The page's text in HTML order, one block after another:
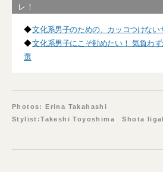
レ！
◆文化系男子のための、カッコつけない
◆文化系男子にこそ勧めたい！ 気負わ
選
Photos: Erina Takahashi
Stylist:Takeshi Toyoshima Shota